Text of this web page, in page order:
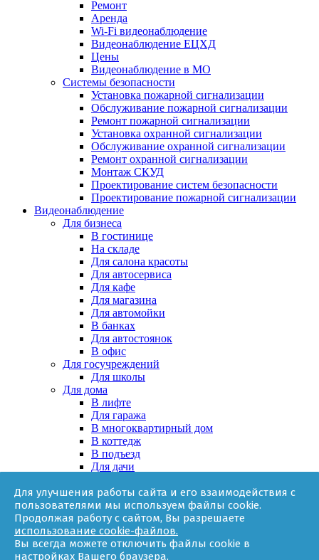
Для улучшения работы сайта и его взаимодействия с
пользователями мы используем файлы cookie.
Продолжая работу с сайтом, Вы разрешаете
использование cookie-файлов.
Вы всегда можете отключить файлы cookie в
настройках Вашего браузера.
Ремонт
Аренда
Wi-Fi видеонаблюдение
Видеонаблюдение ЕЦХД
Цены
Видеонаблюдение в МО
Системы безопасности
Установка пожарной сигнализации
Обслуживание пожарной сигнализации
Ремонт пожарной сигнализации
Установка охранной сигнализации
Обслуживание охранной сигнализации
Ремонт охранной сигнализации
Монтаж СКУД
Проектирование систем безопасности
Проектирование пожарной сигнализации
Видеонаблюдение
Для бизнеса
В гостинице
На складе
Для салона красоты
Для автосервиса
Для кафе
Для магазина
Для автомойки
В банках
Для автостоянок
В офис
Для госучреждений
Для школы
Для дома
В лифте
Для гаража
В многоквартирный дом
В коттедж
В подъезд
Для дачи
За няней
В квартире
Для ТСЖ
Оборудование
Онлайн-калькулятор
Гарантии